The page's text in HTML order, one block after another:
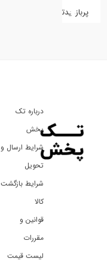
کفش
سفر
تفریح
پربازدیدترین
درباره تک
پخش
شرایط ارسال و
تحویل
شرایط بازگشت
کالا
قوانین و
مقررات
لیست قیمت